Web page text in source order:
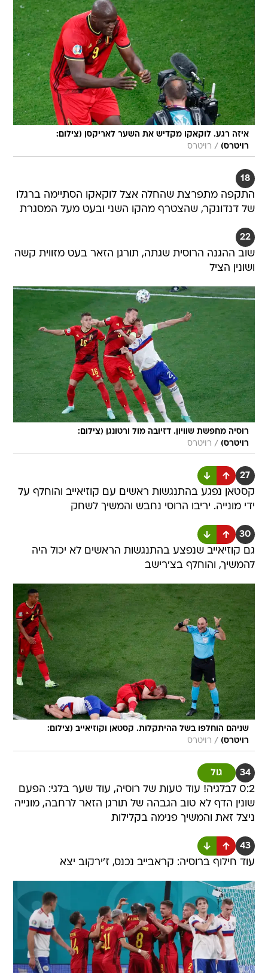
איזה רגע. לוקאקו מקדיש את השער לאריקסן (צילום:
רויטרס) / רויטרס
18
התקפה מתפרצת שהחלה אצל לוקאקו הסתיימה ברגלו
של דנדונקר, שהצטרף מהקו השני ובעט מעל המסגרת
22
שוב ההגנה הרוסית שגתה, תורגן הזאר בעט מזווית קשה
ושונין הציל
רוסיה מחפשת שוויון. דזיובה מול ורטונגן (צילום:
רויטרס) / רויטרס
27
קסטאן נפגע בהתנגשות ראשים עם קוזיאייב והוחלף על
ידי מונייה. יריבו הרוסי נחבש והמשיך לשחק
30
גם קוזיאייב שנפצע בהתנגשות הראשים לא יכול היה
להמשיך, והוחלף בצ'רישב
שניהם הוחלפו בשל ההיתקלות. קסטאן וקוזיאייב (צילום:
רויטרס) / רויטרס
34 גול
0:2 לבלגיה! עוד טעות של רוסיה, עוד שער בלגי: הפעם
שונין הדף לא טוב הגבהה של תורגן הזאר לרחבה, מונייה
ניצל זאת והמשיך פנימה בקלילות
43
עוד חילוף ברוסיה: קראבייב נכנס, ז'ירקוב יצא